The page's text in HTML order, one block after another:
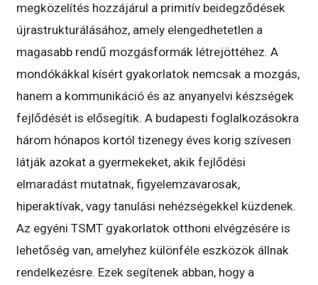
megközelítés hozzájárul a primitív beidegződések
újrastrukturálásához, amely elengedhetetlen a
magasabb rendű mozgásformák létrejöttéhez. A
mondókákkal kísért gyakorlatok nemcsak a mozgás,
hanem a kommunikáció és az anyanyelvi készségek
fejlődését is elősegítik. A budapesti foglalkozásokra
három hónapos kortól tizenegy éves korig szívesen
látják azokat a gyermekeket, akik fejlődési
elmaradást mutatnak, figyelemzavarosak,
hiperaktívak, vagy tanulási nehézségekkel küzdenek.
Az egyéni TSMT gyakorlatok otthoni elvégzésére is
lehetőség van, amelyhez különféle eszközök állnak
rendelkezésre. Ezek segítenek abban, hogy a